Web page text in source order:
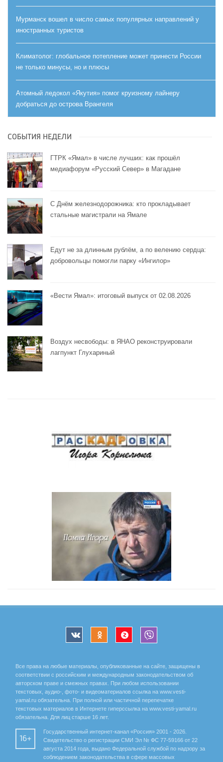
Мурманск вошел в число самых популярных направлений у
иностранных туристов
Климатолог: глобальное потепление может принести России
не только минусы, но и плюсы
Атомный ледокол «Якутия» помог круизному лайнеру
добраться до острова Врангеля
СОБЫТИЯ НЕДЕЛИ
ГТРК «Ямал» в числе лучших: как прошёл
медиафорум «Русский Север» в Магадане
С Днём железнодорожника: кто прокладывает
стальные магистрали на Ямале
Едут не за длинным рублём, а по велению сердца:
добровольцы помогли парку «Ингилор»
«Вести Ямал»: итоговый выпуск от 02.08.2026
Воздух несвободы: в ЯНАО реконструировали
лагпункт Глухариный
Все права на любые материалы, опубликованные на сайте, защищены в
соответствии с российским и международным законодательством об
авторском праве и смежных правах. При любом использовании
текстовых, аудио-, фото- и видеоматериалов ссылка на www.vesti-
yamal.ru обязательна. При полной или частичной перепечатке
текстовых материалов в Интернете гиперссылка на www.vesti-yamal.ru
обязательна. Для лиц старше 16 лет.
16+
Государственный интернет-канал «Россия» 2001 - 2026.
Свидетельство о регистрации СМИ Эл № ФС 77-59166 от 22
августа 2014 года, выдано Федеральной службой по надзору за
соблюдением законодательства в сфере массовых